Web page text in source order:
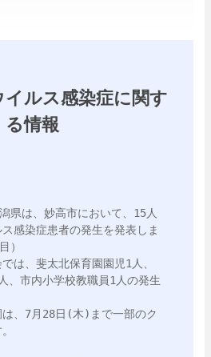
ルス感染症に関す
る情報
県は、妙高市において、15人
感染症患者の発生を発表しま
）
は、斐太北保育園園児1人、
、市内小学校教職員1人の発生
は、7月28日(木)まで一部のク